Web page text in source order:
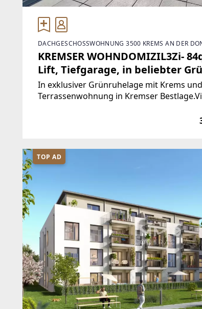
DACHGESCHOSSWOHNUNG 3500 KREMS AN DER
KREMSER WOHNDOMIZIL3Zi-
Lift, Tiefgarage, in beliebter
In exklusiver Grünruhelage mit Krems
Terrassenwohnung in Kremser
DGVorraumAbstellraumWohnessküche/
TOP AD